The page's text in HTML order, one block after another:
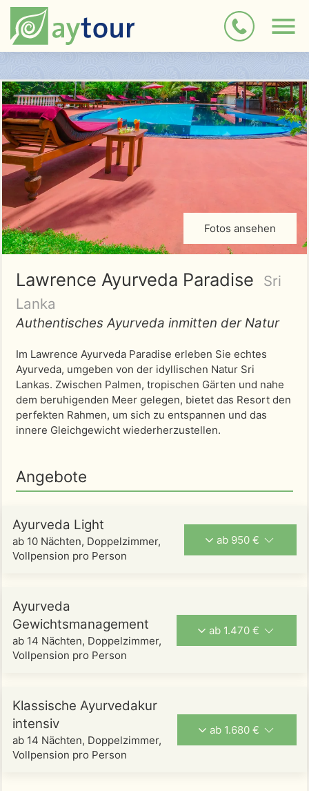
Fotos ansehen
Lawrence Ayurveda Paradise
Sri
Lanka
Authentisches Ayurveda inmitten der Natur
Im Lawrence Ayurveda Paradise erleben Sie echtes
Ayurveda, umgeben von der idyllischen Natur Sri
Lankas. Zwischen Palmen, tropischen Gärten und nahe
dem beruhigenden Meer gelegen, bietet das Resort den
perfekten Rahmen, um sich zu entspannen und das
innere Gleichgewicht wiederherzustellen.
Angebote
Ayurveda Light
ab 10 Nächten, Doppelzimmer,
Vollpension pro Person
ab 950 €
Ayurveda
Gewichtsmanagement
ab 14 Nächten, Doppelzimmer,
Vollpension pro Person
ab 1.470 €
Klassische Ayurvedakur
intensiv
ab 14 Nächten, Doppelzimmer,
Vollpension pro Person
ab 1.680 €